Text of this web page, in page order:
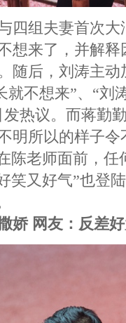
组夫妻首次大
想来了，并解
随后，刘涛主动
就不想来”、“刘
热议。而蒋勤
明所以的样子令
陈老师面前，
笑又好气”也登
娇 网友：反差